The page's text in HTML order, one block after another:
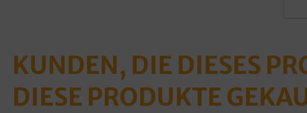
KUNDEN, DIE DIESES
DIESE PRODUKTE